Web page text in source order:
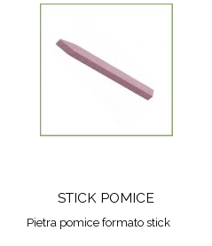
STICK POMICE
Pietra pomice formato stick